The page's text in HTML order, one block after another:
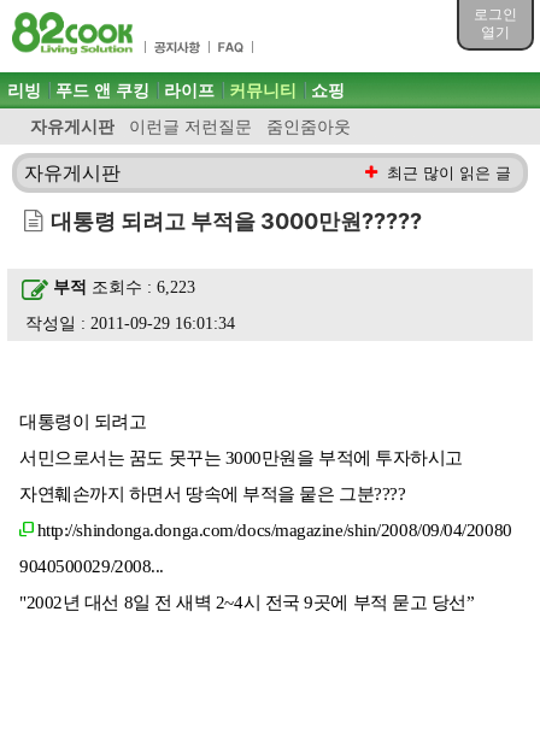
로그인
열기
목차
주메뉴 바로가기
컨텐츠 바로가기
검색 바로가기
로그인 바로가기
주메뉴
리빙 푸드 앤 쿠킹 라이프 커뮤니티
자유게시판 이런글 저런질문 줌인줌아웃
쇼핑
자유게시판 최근 많이 읽은 글
대통령 되려고 부적을 3000만원?????
부적 조회수 : 6,223
작성일 : 2011-09-29 16:01:34
대통령이 되려고
서민으로서는 꿈도 못꾸는 3000만원을 부적에 투자하시고
자연훼손까지 하면서 땅속에 부적을 뭍은 그분????
http://shindonga.donga.com/docs/magazine/shin/2008/09/04/20080
9040500029/2008...
"2002년 대선 8일 전 새벽 2~4시 전국 9곳에 부적 묻고 당선”